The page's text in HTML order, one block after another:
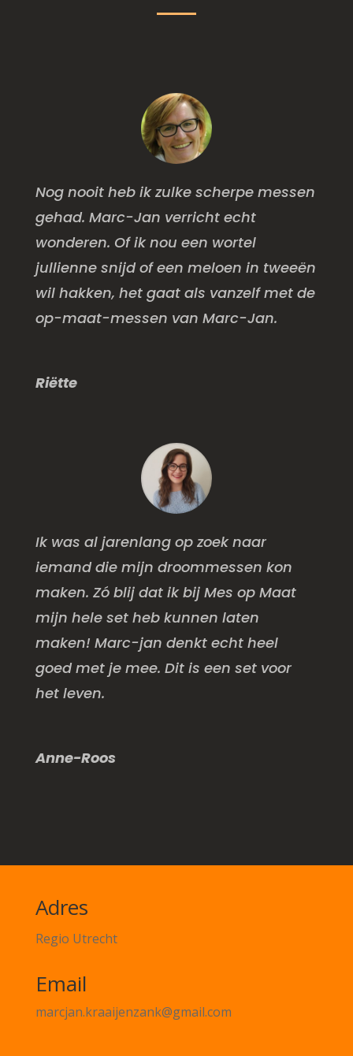
Nog nooit heb ik zulke scherpe messen
gehad. Marc-Jan verricht echt
wonderen. Of ik nou een wortel
jullienne snijd of een meloen in tweeën
wil hakken, het gaat als vanzelf met de
op-maat-messen van Marc-Jan.
Riëtte
Ik was al jarenlang op zoek naar
iemand die mijn droommessen kon
maken. Zó blij dat ik bij Mes op Maat
mijn hele set heb kunnen laten
maken! Marc-jan denkt echt heel
goed met je mee. Dit is een set voor
het leven.
Anne-Roos
Adres
Regio Utrecht
Email
marcjan.kraaijenzank@gmail.com